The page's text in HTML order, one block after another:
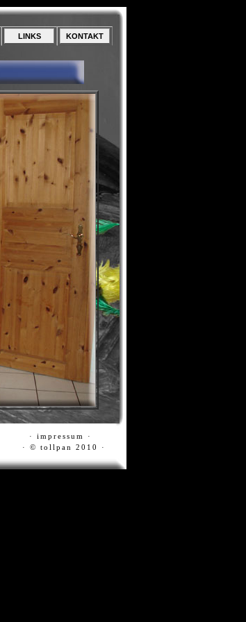
LINKS KONTAKT
· impressum ·
· © tollpan 2010 ·